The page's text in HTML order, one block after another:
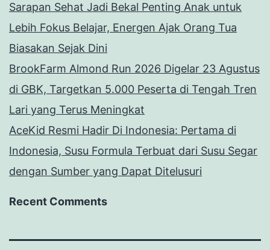
Sarapan Sehat Jadi Bekal Penting Anak untuk
Lebih Fokus Belajar, Energen Ajak Orang Tua
Biasakan Sejak Dini
BrookFarm Almond Run 2026 Digelar 23 Agustus
di GBK, Targetkan 5.000 Peserta di Tengah Tren
Lari yang Terus Meningkat
AceKid Resmi Hadir Di Indonesia: Pertama di
Indonesia, Susu Formula Terbuat dari Susu Segar
dengan Sumber yang Dapat Ditelusuri
Recent Comments